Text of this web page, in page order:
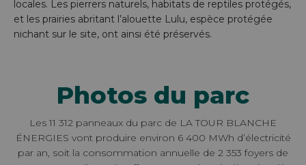
locales. Les pierrers naturels, habitats de reptiles protégés,
et les prairies abritant l’alouette Lulu, espèce protégée
nichant sur le site, ont ainsi été préservés.
Photos du parc
Les 11 312 panneaux du parc de LA TOUR BLANCHE
ÉNERGIES vont produire environ 6 400 MWh d’électricité
par an, soit la consommation annuelle de 2 353 foyers de